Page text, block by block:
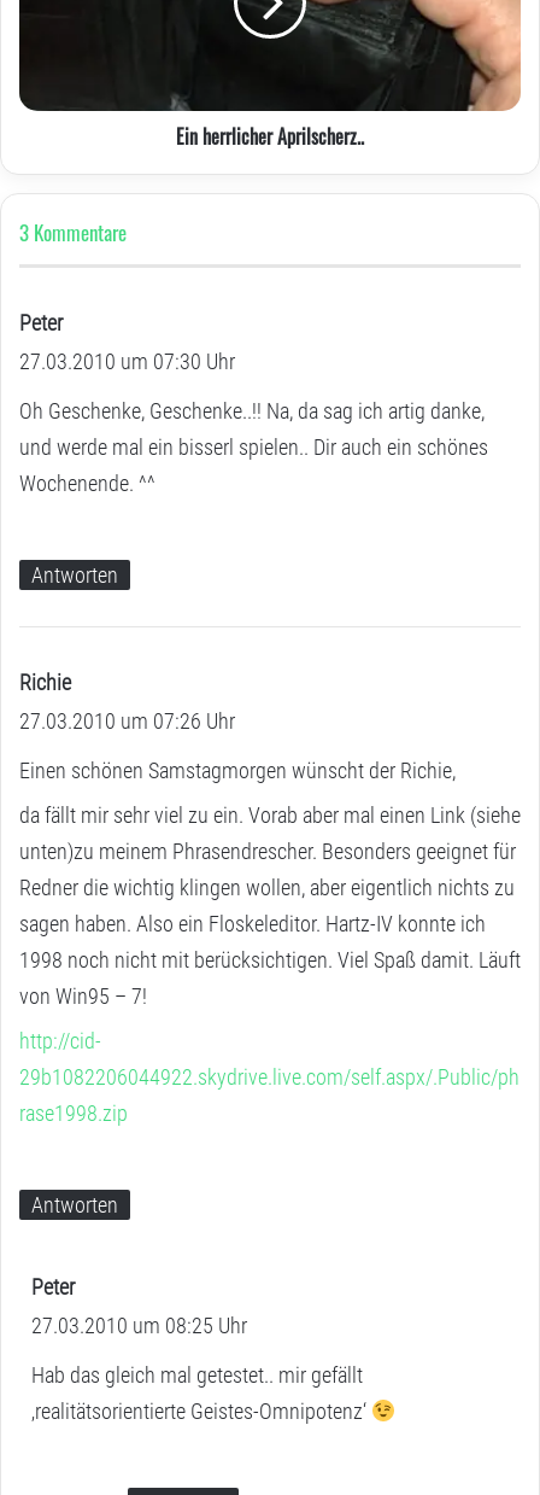
Ein herrlicher Aprilscherz..
3 Kommentare
Peters
a
t
:
27.03.2010 um 07:30 Uhr
Oh Geschenke, Geschenke..!! Na, da sag ich artig danke,
und werde mal ein bisserl spielen.. Dir auch ein schönes
Wochenende. ^^
Antworten
Richies
a
27.03.2010 um 07:26 Uhr
Einen schönen Samstagmorgen wünscht der Richie,
da fällt mir sehr viel zu ein. Vorab aber mal einen Link (siehe
unten)zu meinem Phrasendrescher. Besonders geeignet für
Redner die wichtig klingen wollen, aber eigentlich nichts zu
sagen haben. Also ein Floskeleditor. Hartz-IV konnte ich
1998 noch nicht mit berücksichtigen. Viel Spaß damit. Läuft
von Win95 – 7!
http://cid-
29b1082206044922.skydrive.live.com/self.aspx/.Public/ph
rase1998.zip
Antworten
Peters
a
g
t
27.03.2010 um 08:25 Uhr
Hab das gleich mal getestet.. mir gefällt
‚realitätsorientierte Geistes-Omnipotenz‘